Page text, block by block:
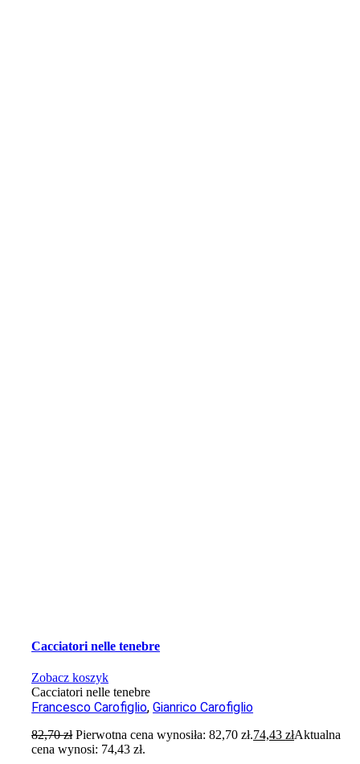
Cacciatori nelle tenebre
Zobacz koszyk
Cacciatori nelle tenebre
Francesco Carofiglio,Gianrico Carofiglio
82,70zł Pierwotna cena wynosiła: 82,70 zł.74,43złAktualna
cena wynosi: 74,43 zł.